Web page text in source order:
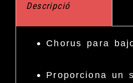
Descripció
Chorus para
Proporciona un